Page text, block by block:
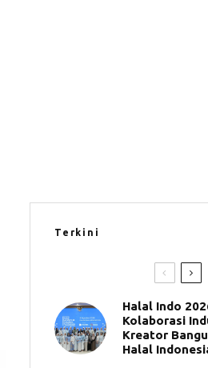
Terkini
Halal Indo
Kolaborasi
Kreator
Halal